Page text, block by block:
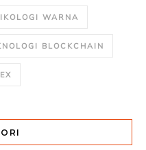
WARNA
BLOCKCHAIN